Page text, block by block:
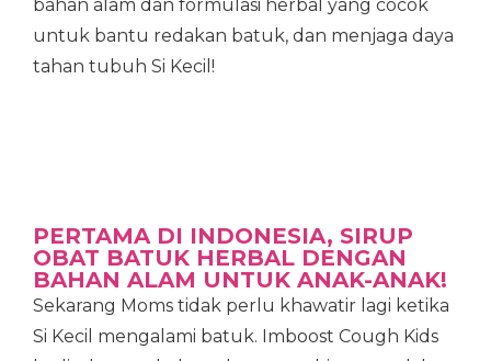
bahan alam dan formulasi herbal yang cocok
untuk bantu redakan batuk, dan menjaga daya
tahan tubuh Si Kecil!
PERTAMA DI INDONESIA, SIRUP
OBAT BATUK HERBAL DENGAN
BAHAN ALAM UNTUK ANAK-ANAK!
Sekarang Moms tidak perlu khawatir lagi ketika
Si Kecil mengalami batuk. Imboost Cough Kids